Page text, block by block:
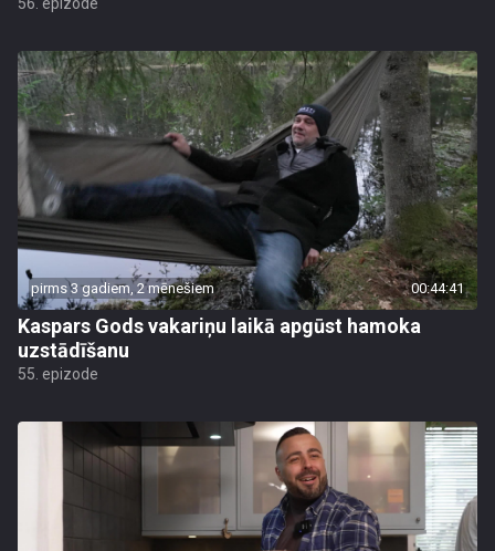
pirms 3 gadiem, 2 mēnešiem 00:44:41
Kaspars Gods vakariņu laikā apgūst hamoka
uzstādīšanu
55. epizode